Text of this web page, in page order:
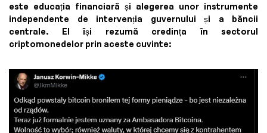
este educația financiară și alegerea unor instrumente
independente de intervenția guvernului și a băncii
centrale. El își rezumă credința în sectorul
criptomonedelor prin aceste cuvinte: